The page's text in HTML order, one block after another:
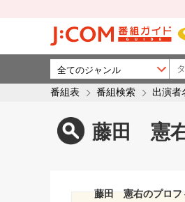
番組表 番組検索 出演者
藤田 憲
藤田 憲右のプロフ